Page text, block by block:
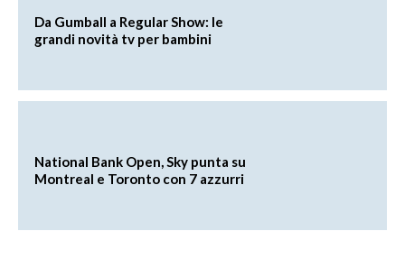
Da Gumball a Regular Show: le
grandi novità tv per bambini
National Bank Open, Sky punta su
Montreal e Toronto con 7 azzurri